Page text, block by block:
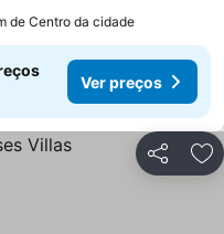
de Centro da cidade
Ver preços
Partilhar